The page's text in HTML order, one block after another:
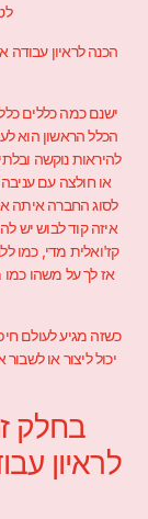
הכנה לראיון עבודה
ישנם כמה כללים
הכלל הראשון הוא
להיראות נוקשה
או חולצה עם
לסוג החברה איתה
איזה קוד לבוש יש
קז'ואלית מדי, כמו
אז לך על משהו כמו
כשזה מגיע לעולם
יכול ליצור או
בחלק
לראיון